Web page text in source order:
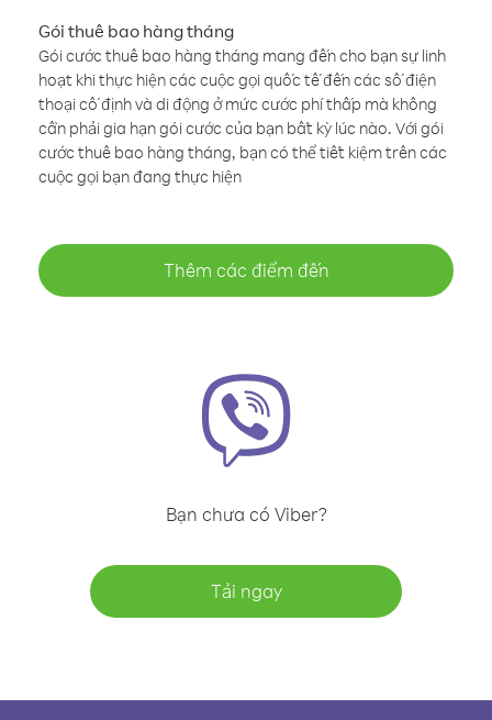
Gói thuê bao hàng tháng
Gói cước thuê bao hàng tháng mang đến cho bạn sự linh
hoạt khi thực hiện các cuộc gọi quốc tế đến các số điện
thoại cố định và di động ở mức cước phí thấp mà không
cần phải gia hạn gói cước của bạn bất kỳ lúc nào. Với gói
cước thuê bao hàng tháng, bạn có thể tiết kiệm trên các
cuộc gọi bạn đang thực hiện
Thêm các điểm đến
Bạn chưa có Viber?
Tải ngay